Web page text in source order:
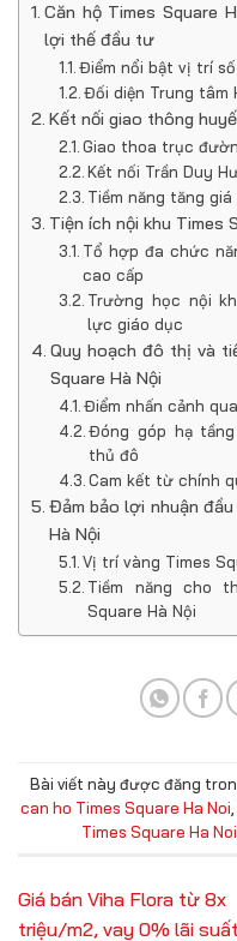
Căn hộ Times Square
lợi thế đầu tư
Điểm nổi bật vị trí số
Đối diện Trung tâm
Kết nối giao thông
Giao thoa trục
Kết nối Trần Duy
Tiềm năng tăng
Tiện ích nội khu Times
Tổ hợp đa chức
cao cấp
Trường học nội
lực giáo dục
Quy hoạch đô thị và
Square Hà Nội
Điểm nhấn cảnh
Đóng góp hạ
thủ đô
Cam kết từ chính
Đảm bảo lợi nhuận
Hà Nội
Vị trí vàng Times
Tiềm năng cho
Square Hà Nội
Bài viết này được đăng
can ho Times Square Ha Noi
Times Square Ha Noi
Giá bán Viha Flora từ 8x
triệu/m2, vay 0% lãi